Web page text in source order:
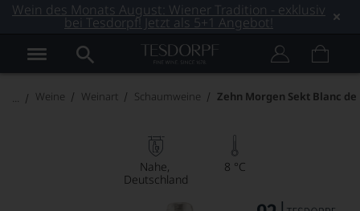
Wein des Monats August: Wiener Tradition - exklusiv
bei Tesdorpf! Jetzt als 5+1 Angebot!
Weine Weinart Schaumweine Zehn Morgen Sekt Blanc de
Nahe
Deutschland
8 °C